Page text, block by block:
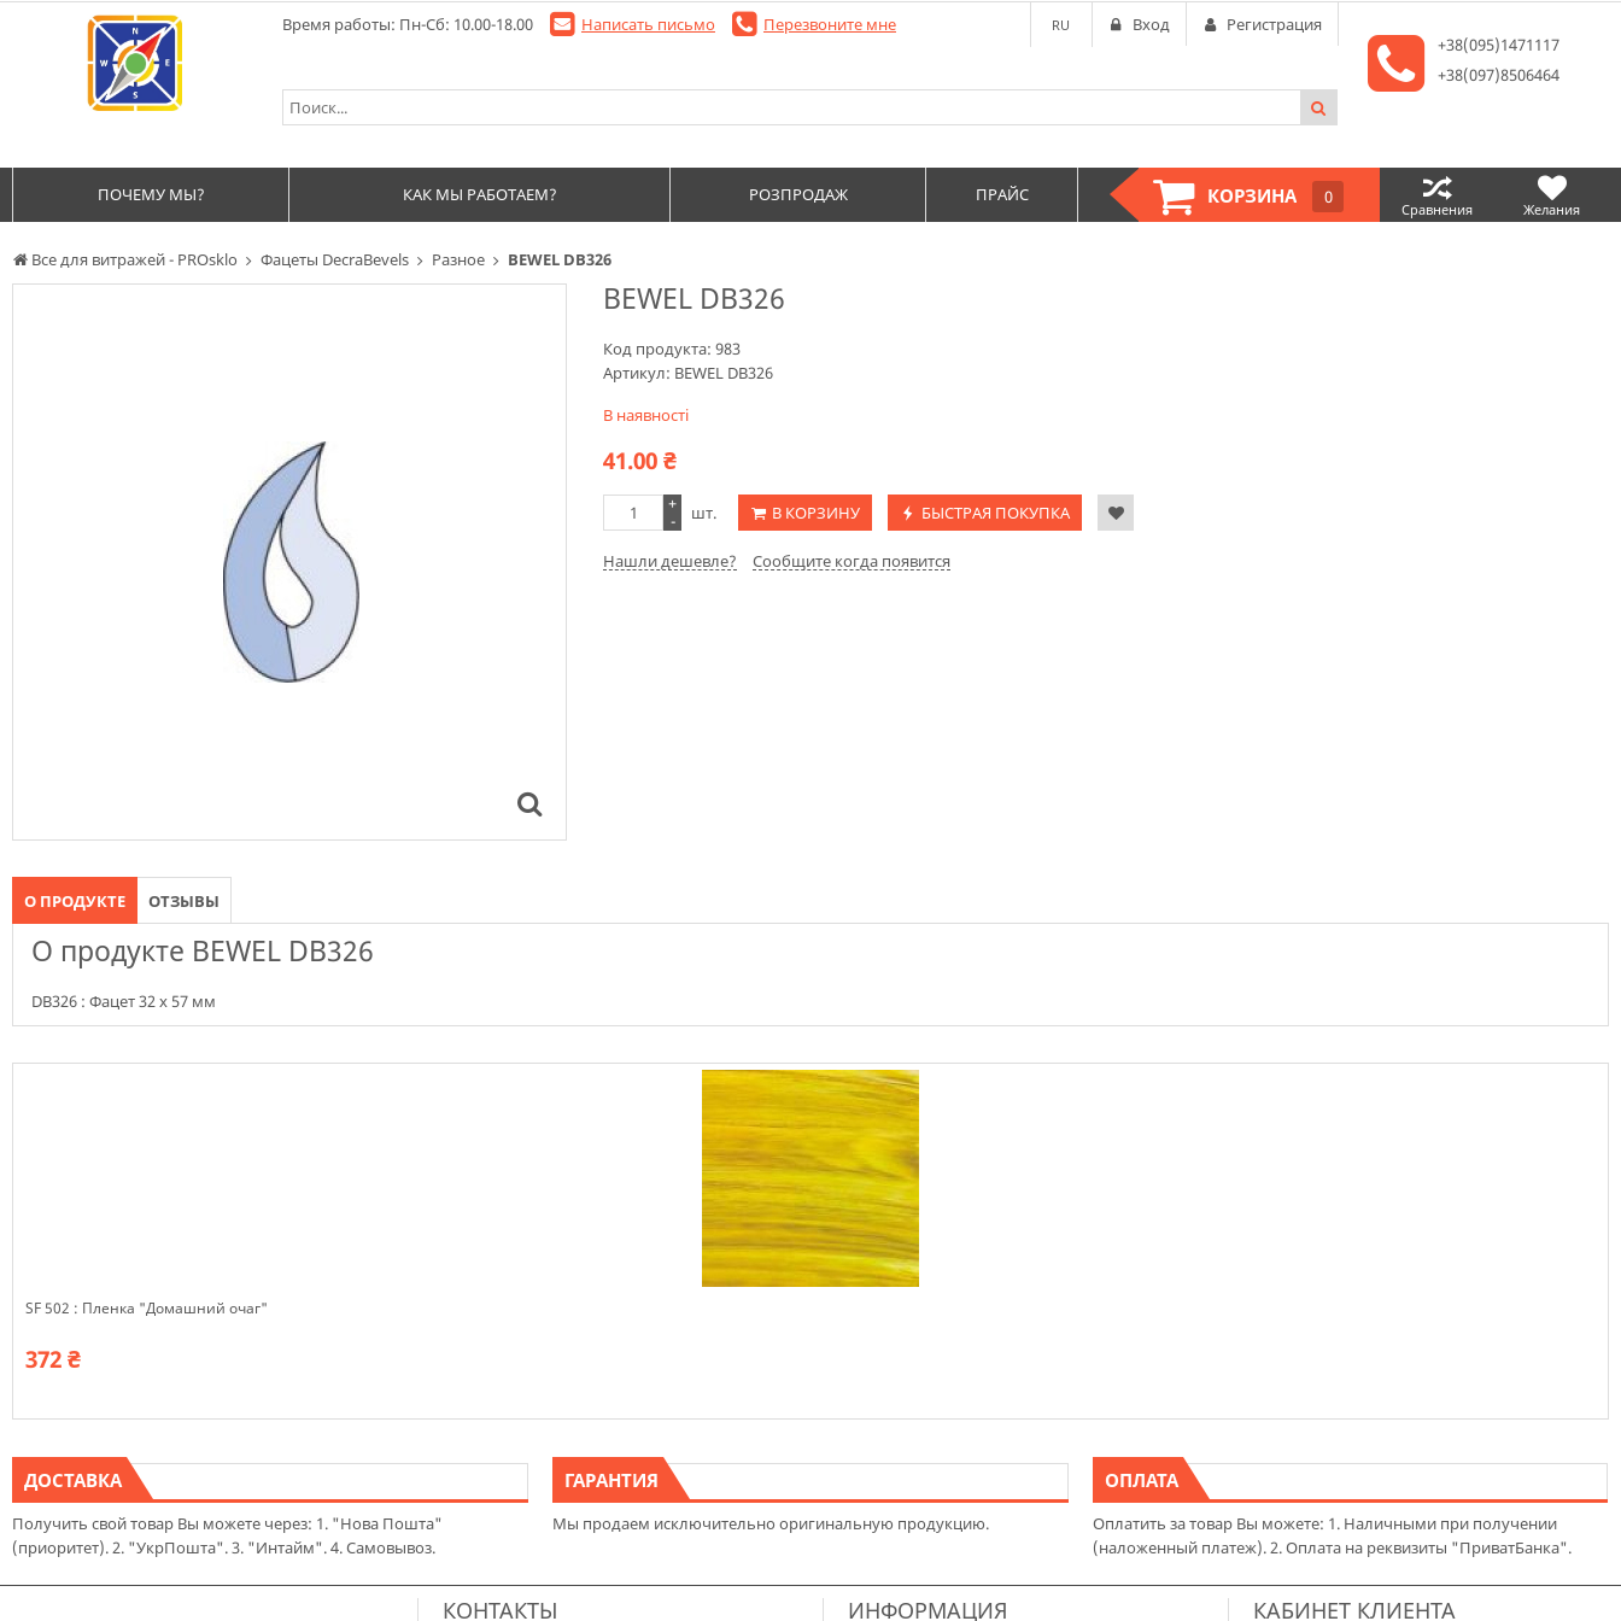
Все для витражей - PROsklo Фацеты DecraBevels Разное BEWEL DB326
BEWEL DB326
Код продукта: 983
Артикул: BEWEL DB326
В наявності
41.00₴
+
-
шт. В КОРЗИНУ БЫСТРАЯ ПОКУПКА
Нашли дешевле? Сообщите когда появится
О ПРОДУКТЕ ОТЗЫВЫ
О продукте BEWEL DB326
DB326 : Фацет 32 х 57 мм
SF 502 : Пленка "Домашний очаг"
372 ₴
ДОСТАВКА
Получить свой товар Вы можете через: 1. "Нова Пошта"
(приоритет). 2. "УкрПошта". 3. "Интайм". 4. Самовывоз.
ГАРАНТИЯ
Мы продаем исключительно оригинальную продукцию.
ОПЛАТА
Оплатить за товар Вы можете: 1. Наличными при получении
(наложенный платеж). 2. Оплата на реквизиты "ПриватБанка".
Время работы: Пн-Сб: 10.00-18.00 Написать письмо Перезвоните мне RU Вход
Регистрация
+38(095)1471117
+38(097)8506464
ПОЧЕМУ МЫ? КАК МЫ РАБОТАЕМ? РОЗПРОДАЖ ПРАЙС КОРЗИНА 0
Сравнения Желания
КОНТАКТЫ ИНФОРМАЦИЯ КАБИНЕТ КЛИЕНТА